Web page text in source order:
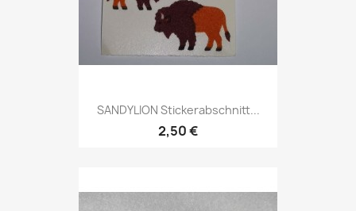
SANDYLION Stickerabschnitt...
2,50 €